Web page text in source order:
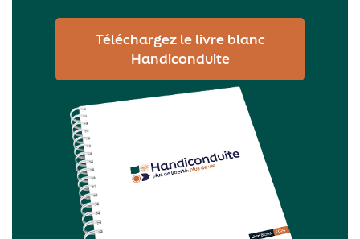
Téléchargez le livre blanc
Handiconduite